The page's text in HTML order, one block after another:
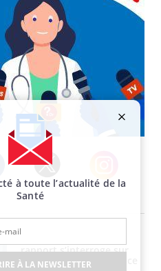
Twitter Instagram
rapport s’interroge sur
son taux élevé en France
à toute l’actualité de la
Santé
À LA NEWSLETTER